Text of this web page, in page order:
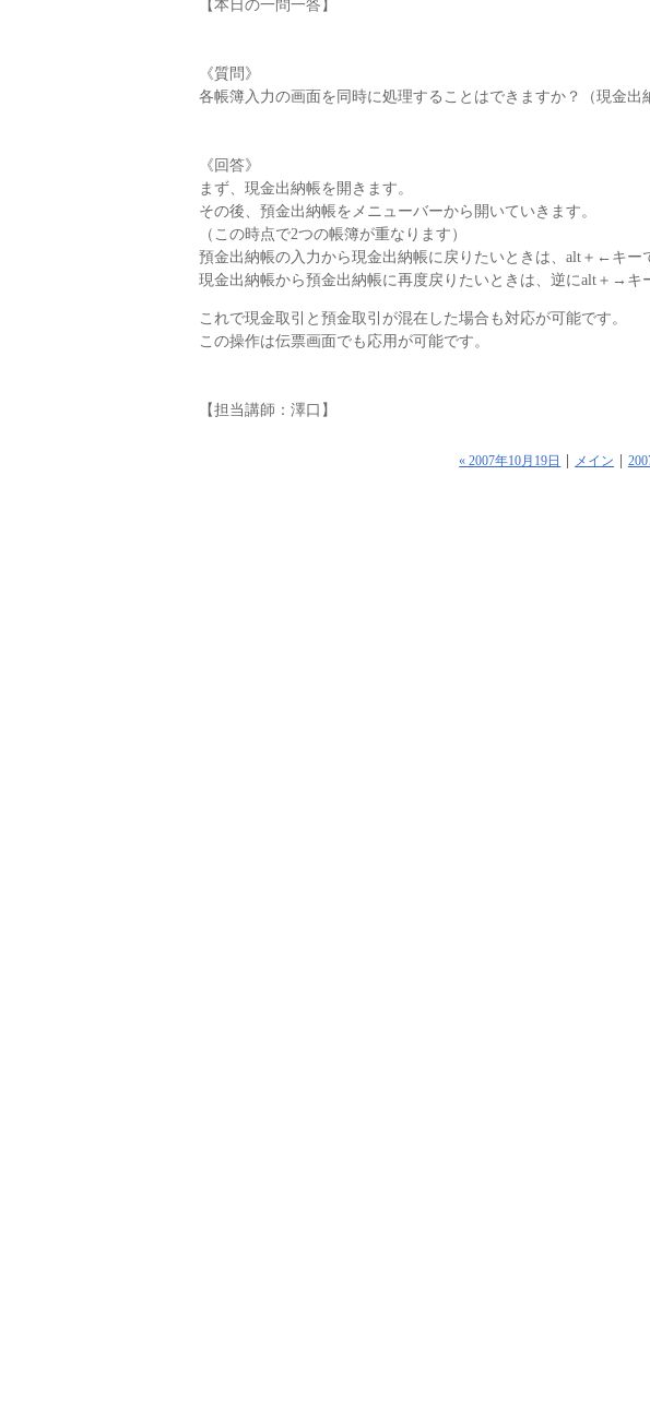
【本日の一問一答】
《質問》
各帳簿入力の画面を同時に処理することはできますか？（現金出
《回答》
まず、現金出納帳を開きます。
その後、預金出納帳をメニューバーから開いていきます。
（この時点で2つの帳簿が重なります）
預金出納帳の入力から現金出納帳に戻りたいときは、alt＋←キー
現金出納帳から預金出納帳に再度戻りたいときは、逆にalt＋→キ
これで現金取引と預金取引が混在した場合も対応が可能です。
この操作は伝票画面でも応用が可能です。
【担当講師：澤口】
« 2007年10月19日 メイン